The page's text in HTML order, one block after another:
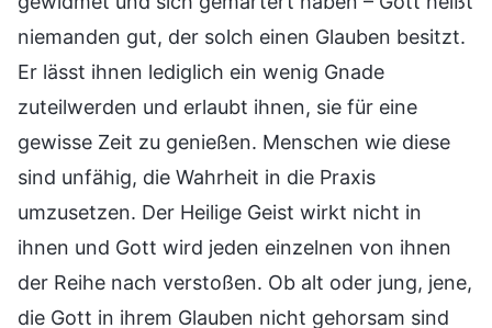
niemanden gut, der solch einen Glauben besitzt.
Er lässt ihnen lediglich ein wenig Gnade
zuteilwerden und erlaubt ihnen, sie für eine
gewisse Zeit zu genießen. Menschen wie diese
sind unfähig, die Wahrheit in die Praxis
umzusetzen. Der Heilige Geist wirkt nicht in
ihnen und Gott wird jeden einzelnen von ihnen
der Reihe nach verstoßen. Ob alt oder jung, jene,
die Gott in ihrem Glauben nicht gehorsam sind